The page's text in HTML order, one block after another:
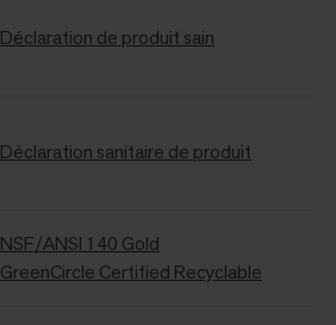
Déclaration de produit sain
Déclaration sanitaire de produit
NSF/ANSI 140 Gold
GreenCircle Certified Recyclable